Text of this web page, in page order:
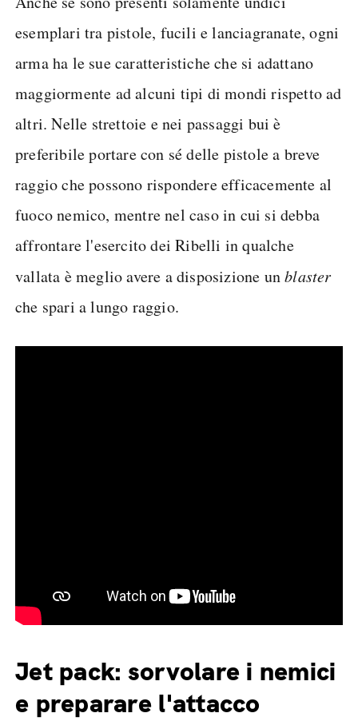
esemplari tra pistole, fucili e lanciagranate, ogni
arma ha le sue caratteristiche che si adattano
maggiormente ad alcuni tipi di mondi rispetto ad
altri. Nelle strettoie e nei passaggi bui è
preferibile portare con sé delle pistole a breve
raggio che possono rispondere efficacemente al
fuoco nemico, mentre nel caso in cui si debba
affrontare l'esercito dei Ribelli in qualche
vallata è meglio avere a disposizione unblaster
che spari a lungo raggio.
Jet pack: sorvolare i nemici
e preparare l'attacco